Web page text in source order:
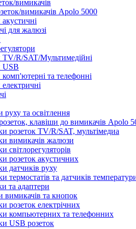
вимикачів
вимикачів Apolo 5000
для жалюзі
TV/R/SAT/Мультимедійні
USB
комп'ютерні та телефонні
руху та освітлення
клавіши до вимикачів Apolo
розеток TV/R/SAT, мультімедиа
вимикачів жалюзи
світлорегуляторів
розеток акустичних
датчиків руху
термостатів та датчиків
та адаптери
вимикачів та кнопок
розеток електрічних
компьютерних та телефонних
USB розеток